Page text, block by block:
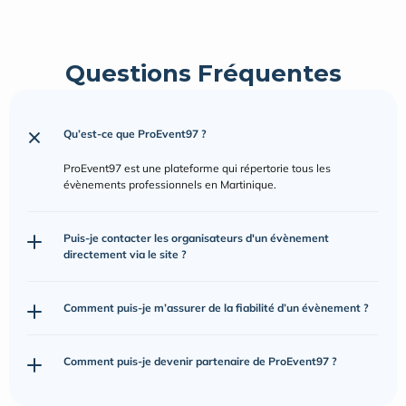
Questions Fréquentes
Qu’est-ce que ProEvent97 ?
ProEvent97 est une plateforme qui répertorie tous les
évènements professionnels en Martinique.
Puis-je contacter les organisateurs d'un évènement
directement via le site ?
Comment puis-je m’assurer de la fiabilité d’un évènement ?
Comment puis-je devenir partenaire de ProEvent97 ?